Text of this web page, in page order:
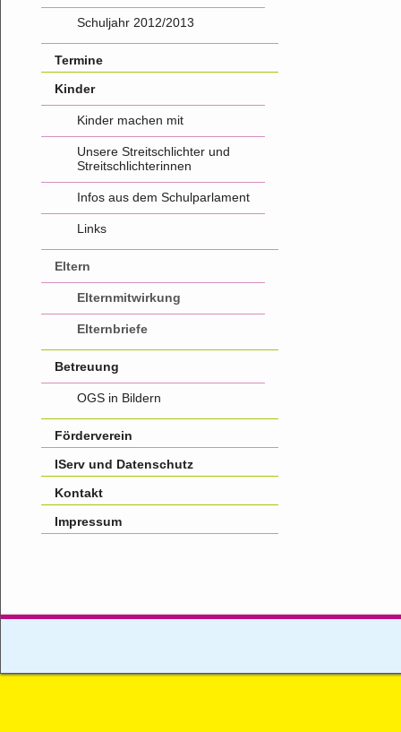
Schuljahr 2012/2013
Termine
Kinder
Kinder machen mit
Unsere Streitschlichter und
Streitschlichterinnen
Infos aus dem Schulparlament
Links
Eltern
Elternmitwirkung
Elternbriefe
Betreuung
OGS in Bildern
Förderverein
IServ und Datenschutz
Kontakt
Impressum